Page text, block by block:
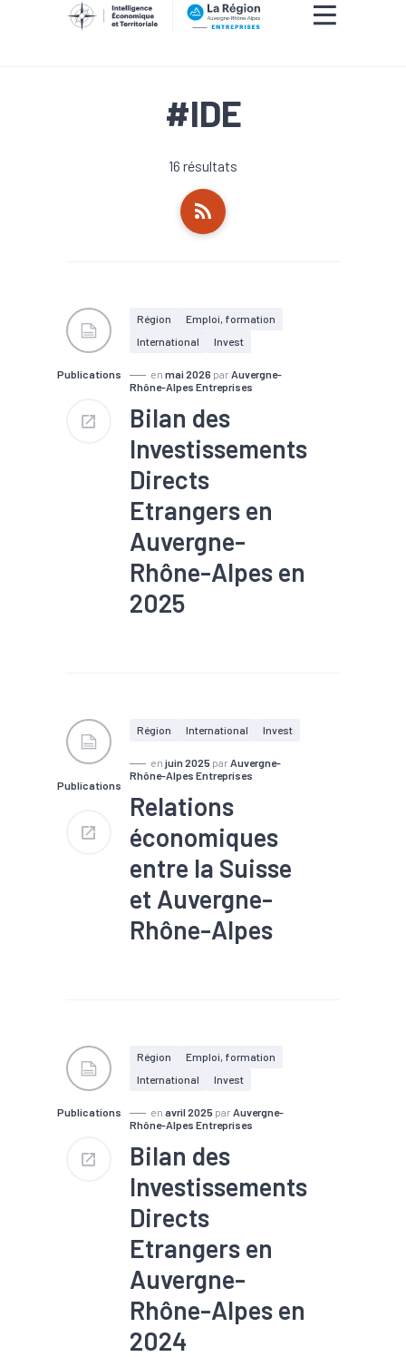
#IDE
16 résultats
Publications
Région
Emploi, formation
International
Invest
en mai 2026 par Auvergne-
Rhône-Alpes Entreprises
Bilan des
Investissements
Directs
Etrangers en
Auvergne-
Rhône-Alpes en
2025
Publications
Région International Invest
en juin 2025 par Auvergne-
Rhône-Alpes Entreprises
Relations
économiques
entre la Suisse
et Auvergne-
Rhône-Alpes
Publications
Région
Emploi, formation
International
Invest
en avril 2025 par Auvergne-
Rhône-Alpes Entreprises
Bilan des
Investissements
Directs
Etrangers en
Auvergne-
Rhône-Alpes en
2024